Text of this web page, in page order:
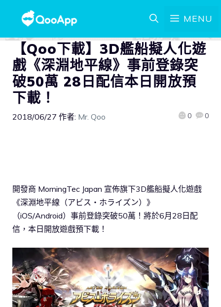
MENU
【Qoo下載】3D艦船擬人化遊
戲《深淵地平線》事前登錄突
破50萬 28日配信本日開放預
下載！
2018/06/27 作者: Mr. Qoo 0 0
開發商 MorningTec Japan 宣佈旗下3D艦船擬人化遊戲
《深淵地平線（アビス・ホライズン）》
（iOS/Android）事前登錄突破50萬！將於6月28日配
信，本日開放遊戲預下載！